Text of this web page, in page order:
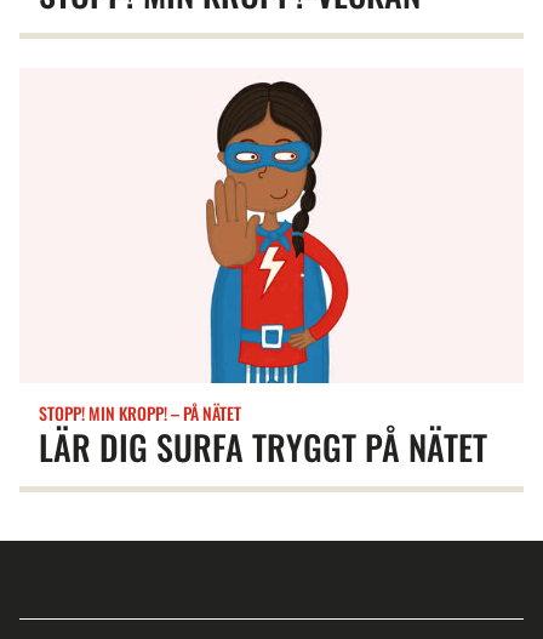
LÄR DIG SURFA TRYGGT PÅ NÄTET
STOPP! MIN KROPP! – PÅ NÄTET